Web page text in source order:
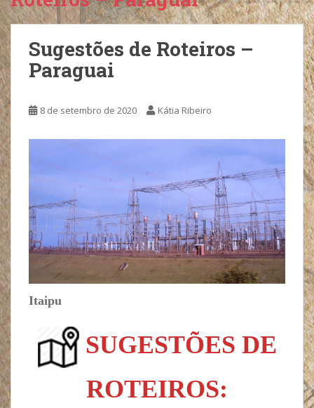
Sugestões de Roteiros –
Paraguai
8 de setembro de 2020 Kátia Ribeiro
Itaipu
SUGESTÕES DE
ROTEIROS: